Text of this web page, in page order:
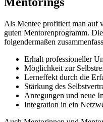
Als Mentee profitiert man auf
guten Mentorenprogramm.
folgendermaßen
Erhalt professioneller
Möglichkeit zur
Lerneffekt durch die
Stärkung des
Anregungen und neue
Integration in ein